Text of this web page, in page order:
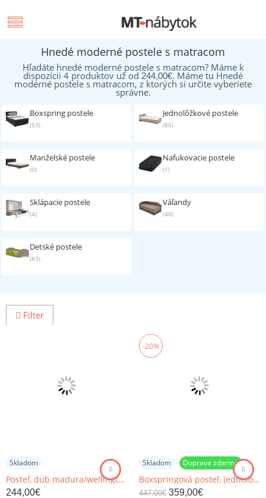
Hnedé moderné postele s matracom
Hľadáte hnedé moderné postele s matracom? Máme k
dispozícii 4 produktov už od 244,00€. Máme tu Hnedé
moderné postele s matracom, z ktorých si určite vyberiete
správne.
Boxspring postele
(53)
Jednolôžkové postele
(80)
Manželské postele
(0)
Nafukovacie postele
(1)
Sklápacie postele
(4)
Váľandy
(40)
Detské postele
(83)
Filter
Skladom
Posteľ, dub madura/wellington, 90x200, DIAZ
244,00€
-20%
Skladom Doprava zdarma
Boxspringová posteľ, jednolôžko, svetlohnedá, 80x200, ľavá, DANY
447,00€ 359,00€